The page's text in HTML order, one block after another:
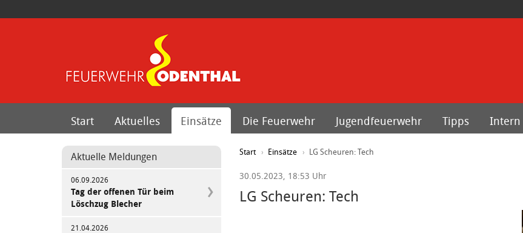
Start Aktuelles Einsätze Die Feuerwehr Jugendfeuerwehr Tipps Intern
Start Einsätze LG Scheuren: Tech
30.05.2023, 18:53 Uhr
LG Scheuren: Tech
Aktuelle Meldungen
06.09.2026
Tag der offenen Tür beim
Löschzug Blecher
21.04.2026